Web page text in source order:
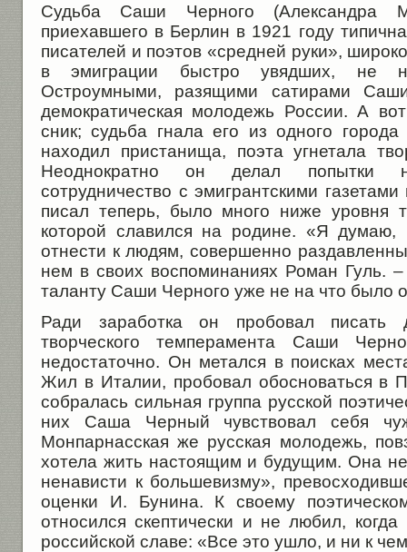
Судьба Саши Черного (Александра
приехавшего в Берлин в 1921 году
писателей и поэтов «средней руки»,
в эмиграции быстро увядших, не
Остроумными, разящими сатирами
демократическая молодежь России. А
сник; судьба гнала его из одного
находил пристанища, поэта угнетала
Неоднократно он делал попытки
сотрудничество с эмигрантскими
писал теперь, было много ниже уровня
которой славился на родине. «Я думаю,
отнести к людям, совершенно
нем в своих воспоминаниях Роман Гуль.
таланту Саши Черного уже не на что было
Ради заработка он пробовал писать
творческого темперамента Саши
недостаточно. Он метался в поисках
Жил в Италии, пробовал обосноваться в
собралась сильная группа русской
них Саша Черный чувствовал себя
Монпарнасская же русская молодежь,
хотела жить настоящим и будущим. Она
ненависти к большевизму»,
оценки И. Бунина. К своему
относился скептически и не любил,
российской славе: «Все это ушло, и ни к